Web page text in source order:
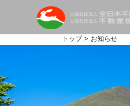
トップ> お知らせ